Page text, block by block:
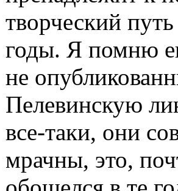
творческий
годы. Я помню
не
Пелевинскую
все-таки, они
мрачны, это,